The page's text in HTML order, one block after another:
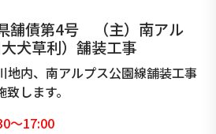
舗債第4号 （主）南アル
犬草利）舗装工事
地内、南アルプス公園線舗装工事
します。
〜17:00